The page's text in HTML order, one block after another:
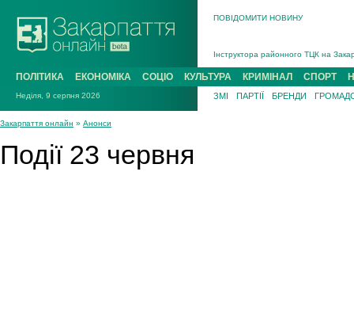
ПОВІДОМИТИ НОВИНУ
Інструктора районного ТЦК на
В Ужгороді попрощаються із
В Ужгороді 5 серпня
Підтвердили загибель захисника
ПОЛІТИКА ЕКОНОМІКА СОЦІО КУЛЬТУРА КРИМІНАЛ СПОРТ
Неділя, 9 серпня 2026 ЗМІ ПАРТІЇ БРЕНДИ
Закарпаття онлайн » Анонси
Події 23 червня